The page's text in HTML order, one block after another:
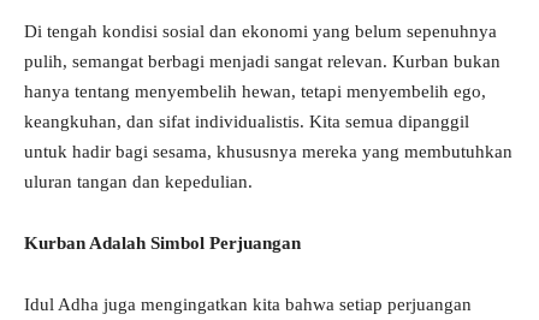
Di tengah kondisi sosial dan ekonomi yang belum sepenuhnya
pulih, semangat berbagi menjadi sangat relevan. Kurban bukan
hanya tentang menyembelih hewan, tetapi menyembelih ego,
keangkuhan, dan sifat individualistis. Kita semua dipanggil
untuk hadir bagi sesama, khususnya mereka yang membutuhkan
uluran tangan dan kepedulian.
Kurban Adalah Simbol Perjuangan
Idul Adha juga mengingatkan kita bahwa setiap perjuangan